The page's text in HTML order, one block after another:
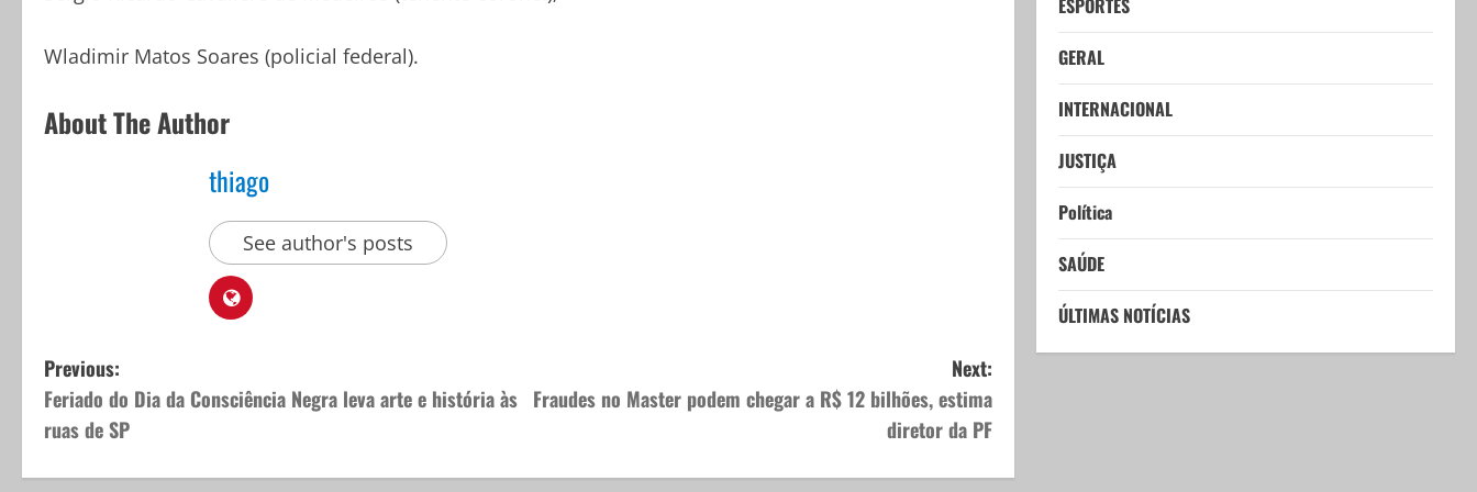
Wladimir Matos Soares (policial federal).
About The Author
thiago
See author's posts
P
o
s
Previous:
Feriado do Dia da Consciência Negra leva arte e história às
ruas de SP
Next:
Fraudes no Master podem chegar a R$ 12 bilhões, estima
diretor da PF
ESPORTES
GERAL
INTERNACIONAL
JUSTIÇA
Política
SAÚDE
ÚLTIMAS NOTÍCIAS